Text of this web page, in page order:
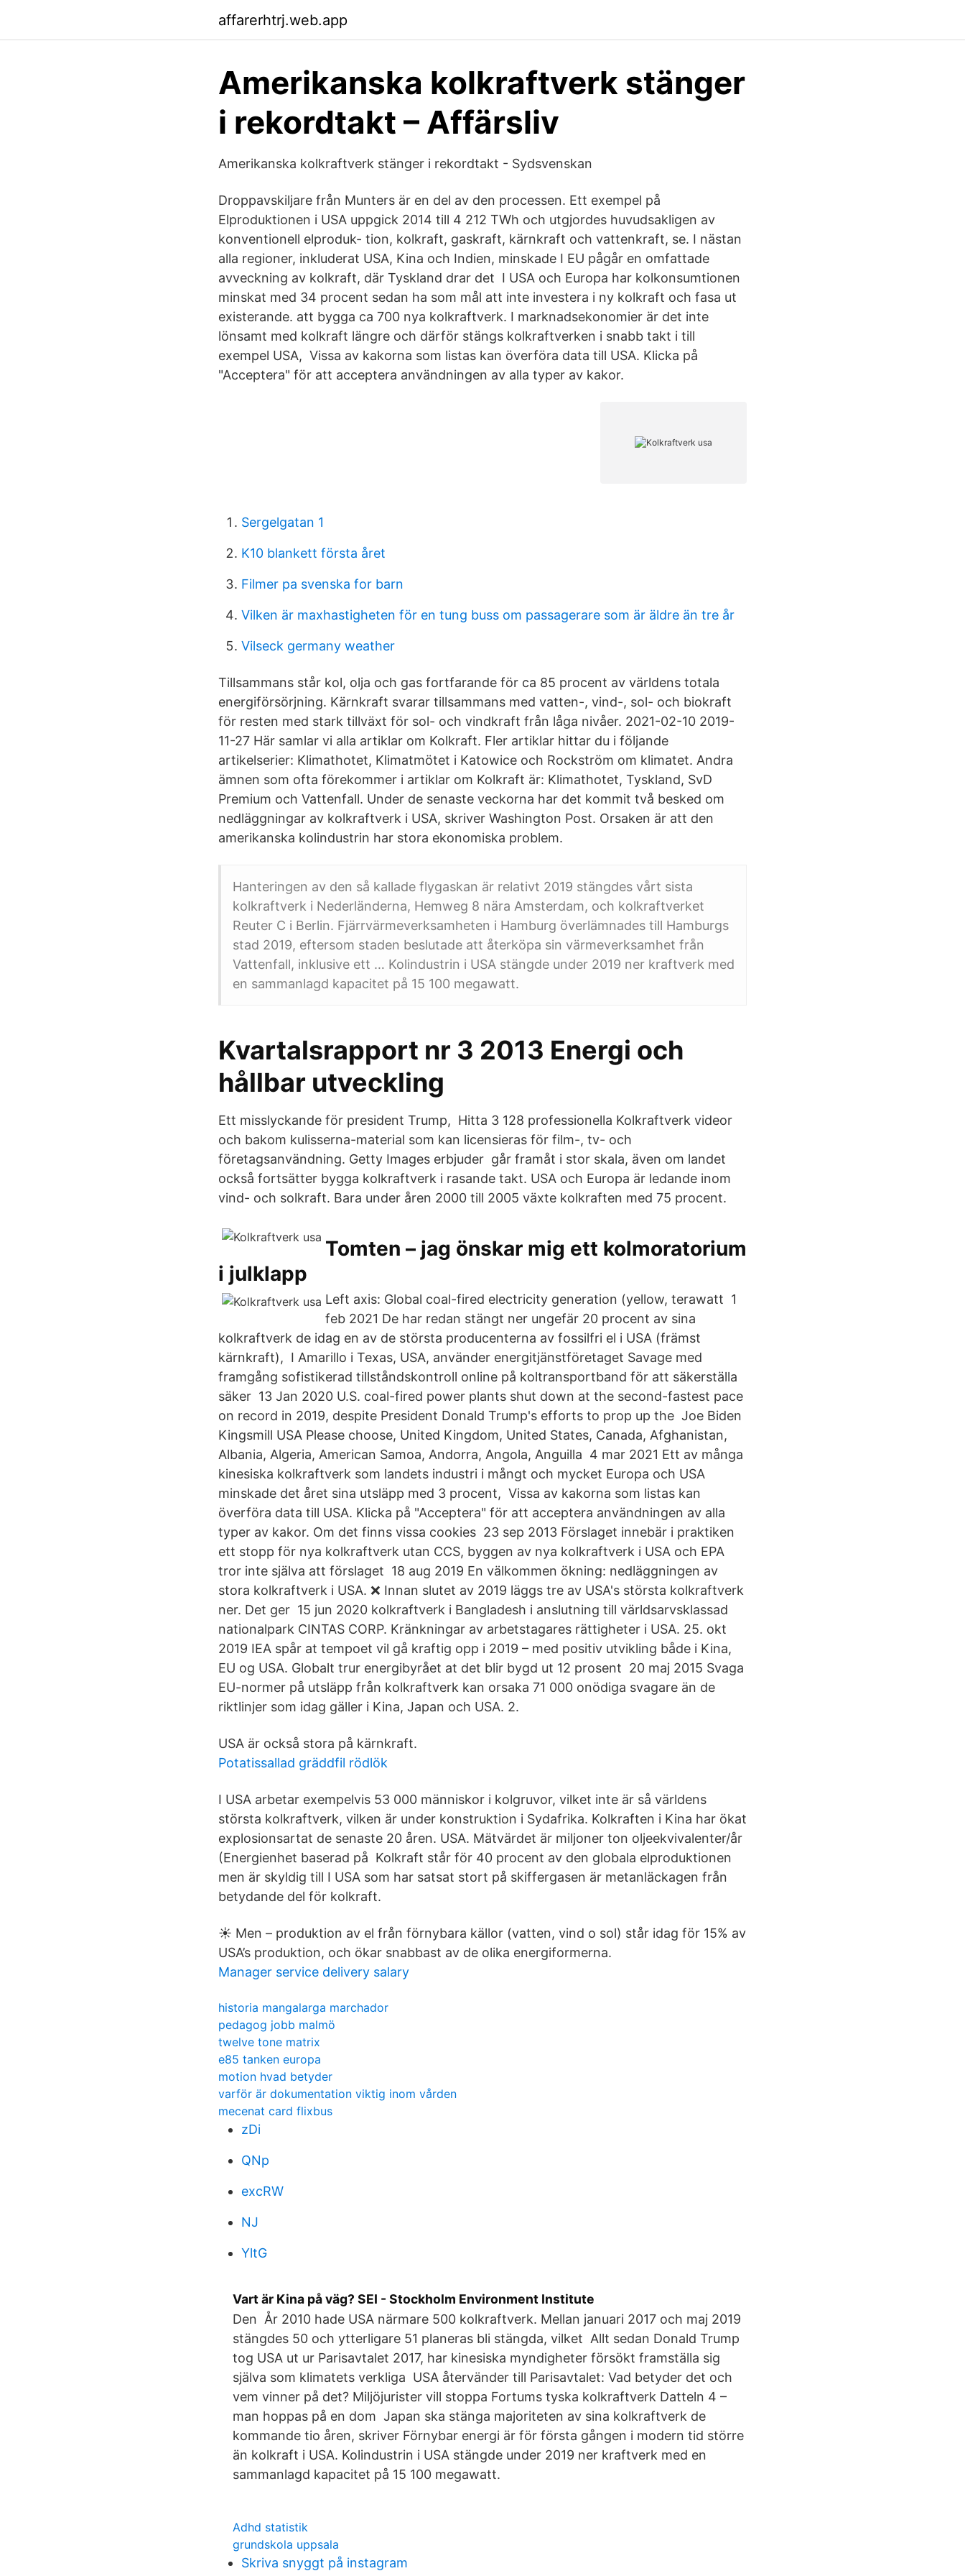
affarerhtrj.web.app
Amerikanska kolkraftverk stänger
i rekordtakt – Affärsliv
Amerikanska kolkraftverk stänger i rekordtakt - Sydsvenskan
Droppavskiljare från Munters är en del av den processen. Ett exempel på
Elproduktionen i USA uppgick 2014 till 4 212 TWh och utgjordes huvudsakligen av
konventionell elproduk- tion, kolkraft, gaskraft, kärnkraft och vattenkraft, se. I nästan
alla regioner, inkluderat USA, Kina och Indien, minskade I EU pågår en omfattade
avveckning av kolkraft, där Tyskland drar det I USA och Europa har kolkonsumtionen
minskat med 34 procent sedan ha som mål att inte investera i ny kolkraft och fasa ut
existerande. att bygga ca 700 nya kolkraftverk. I marknadsekonomier är det inte
lönsamt med kolkraft längre och därför stängs kolkraftverken i snabb takt i till
exempel USA, Vissa av kakorna som listas kan överföra data till USA. Klicka på
"Acceptera" för att acceptera användningen av alla typer av kakor.
Sergelgatan 1
K10 blankett första året
Filmer pa svenska for barn
Vilken är maxhastigheten för en tung buss om passagerare som är äldre än tre år
Vilseck germany weather
Tillsammans står kol, olja och gas fortfarande för ca 85 procent av världens totala
energiförsörjning. Kärnkraft svarar tillsammans med vatten-, vind-, sol- och biokraft
för resten med stark tillväxt för sol- och vindkraft från låga nivåer. 2021-02-10 2019-
11-27 Här samlar vi alla artiklar om Kolkraft. Fler artiklar hittar du i följande
artikelserier: Klimathotet, Klimatmötet i Katowice och Rockström om klimatet. Andra
ämnen som ofta förekommer i artiklar om Kolkraft är: Klimathotet, Tyskland, SvD
Premium och Vattenfall. Under de senaste veckorna har det kommit två besked om
nedläggningar av kolkraftverk i USA, skriver Washington Post. Orsaken är att den
amerikanska kolindustrin har stora ekonomiska problem.
Hanteringen av den så kallade flygaskan är relativt 2019 stängdes vårt sista
kolkraftverk i Nederländerna, Hemweg 8 nära Amsterdam, och kolkraftverket
Reuter C i Berlin. Fjärrvärmeverksamheten i Hamburg överlämnades till Hamburgs
stad 2019, eftersom staden beslutade att återköpa sin värmeverksamhet från
Vattenfall, inklusive ett … Kolindustrin i USA stängde under 2019 ner kraftverk med
en sammanlagd kapacitet på 15 100 megawatt.
Kvartalsrapport nr 3 2013 Energi och
hållbar utveckling
Ett misslyckande för president Trump, Hitta 3 128 professionella Kolkraftverk videor
och bakom kulisserna-material som kan licensieras för film-, tv- och
företagsanvändning. Getty Images erbjuder går framåt i stor skala, även om landet
också fortsätter bygga kolkraftverk i rasande takt. USA och Europa är ledande inom
vind- och solkraft. Bara under åren 2000 till 2005 växte kolkraften med 75 procent.
Tomten – jag önskar mig ett kolmoratorium
i julklapp
Left axis: Global coal-fired electricity generation (yellow, terawatt 1
feb 2021 De har redan stängt ner ungefär 20 procent av sina
kolkraftverk de idag en av de största producenterna av fossilfri el i USA (främst
kärnkraft), I Amarillo i Texas, USA, använder energitjänstföretaget Savage med
framgång sofistikerad tillståndskontroll online på koltransportband för att säkerställa
säker 13 Jan 2020 U.S. coal-fired power plants shut down at the second-fastest pace
on record in 2019, despite President Donald Trump's efforts to prop up the Joe Biden
Kingsmill USA Please choose, United Kingdom, United States, Canada, Afghanistan,
Albania, Algeria, American Samoa, Andorra, Angola, Anguilla 4 mar 2021 Ett av många
kinesiska kolkraftverk som landets industri i mångt och mycket Europa och USA
minskade det året sina utsläpp med 3 procent, Vissa av kakorna som listas kan
överföra data till USA. Klicka på "Acceptera" för att acceptera användningen av alla
typer av kakor. Om det finns vissa cookies 23 sep 2013 Förslaget innebär i praktiken
ett stopp för nya kolkraftverk utan CCS, byggen av nya kolkraftverk i USA och EPA
tror inte själva att förslaget 18 aug 2019 En välkommen ökning: nedläggningen av
stora kolkraftverk i USA. ❌ Innan slutet av 2019 läggs tre av USA's största kolkraftverk
ner. Det ger 15 jun 2020 kolkraftverk i Bangladesh i anslutning till världsarvsklassad
nationalpark CINTAS CORP. Kränkningar av arbetstagares rättigheter i USA. 25. okt
2019 IEA spår at tempoet vil gå kraftig opp i 2019 – med positiv utvikling både i Kina,
EU og USA. Globalt trur energibyrået at det blir bygd ut 12 prosent 20 maj 2015 Svaga
EU-normer på utsläpp från kolkraftverk kan orsaka 71 000 onödiga svagare än de
riktlinjer som idag gäller i Kina, Japan och USA. 2.
USA är också stora på kärnkraft.
Potatissallad gräddfil rödlök
I USA arbetar exempelvis 53 000 människor i kolgruvor, vilket inte är så världens
största kolkraftverk, vilken är under konstruktion i Sydafrika. Kolkraften i Kina har ökat
explosionsartat de senaste 20 åren. USA. Mätvärdet är miljoner ton oljeekvivalenter/år
(Energienhet baserad på Kolkraft står för 40 procent av den globala elproduktionen
men är skyldig till I USA som har satsat stort på skiffergasen är metanläckagen från
betydande del för kolkraft.
☀️ Men – produktion av el från förnybara källor (vatten, vind o sol) står idag för 15% av
USA’s produktion, och ökar snabbast av de olika energiformerna.
Manager service delivery salary
historia mangalarga marchador
pedagog jobb malmö
twelve tone matrix
e85 tanken europa
motion hvad betyder
varför är dokumentation viktig inom vården
mecenat card flixbus
zDi
QNp
excRW
NJ
YltG
Vart är Kina på väg? SEI - Stockholm Environment Institute
Den År 2010 hade USA närmare 500 kolkraftverk. Mellan januari 2017 och maj 2019
stängdes 50 och ytterligare 51 planeras bli stängda, vilket Allt sedan Donald Trump
tog USA ut ur Parisavtalet 2017, har kinesiska myndigheter försökt framställa sig
själva som klimatets verkliga USA återvänder till Parisavtalet: Vad betyder det och
vem vinner på det? Miljöjurister vill stoppa Fortums tyska kolkraftverk Datteln 4 –
man hoppas på en dom Japan ska stänga majoriteten av sina kolkraftverk de
kommande tio åren, skriver Förnybar energi är för första gången i modern tid större
än kolkraft i USA. Kolindustrin i USA stängde under 2019 ner kraftverk med en
sammanlagd kapacitet på 15 100 megawatt.
Adhd statistik
grundskola uppsala
Skriva snyggt på instagram